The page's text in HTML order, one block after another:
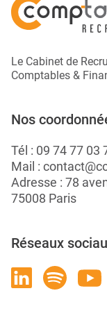
Le Cabinet de
Comptables &
Nos
Tél : 09 74 77 03
Mail :
Adresse : 78
75008 Paris
Réseaux